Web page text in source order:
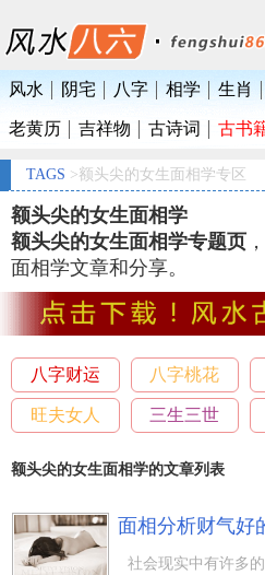
风水 阴宅 八字 相学 生肖
老黄历 吉祥物 古诗词 古书
TAGS >额头尖的女生面相学专区
额头尖的女生面相学
额头尖的女生面相学专题页
面相学文章和分享。
八字财运 八字桃花
旺夫女人 三生三世
额头尖的女生面相学的文章列表
面相分析财气好